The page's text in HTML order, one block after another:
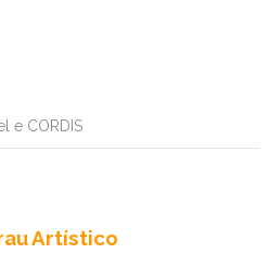
e CORDIS
Artístico